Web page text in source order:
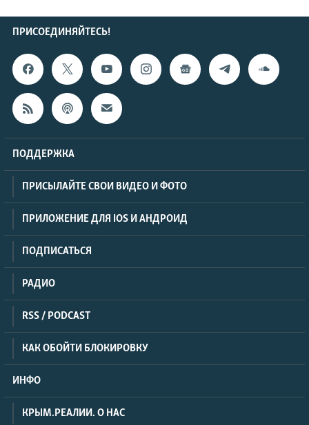
ПРИСОЕДИНЯЙТЕСЬ!
ПОДДЕРЖКА
ПРИСЫЛАЙТЕ СВОИ ВИДЕО И ФОТО
ПРИЛОЖЕНИЕ ДЛЯ IOS И АНДРОИД
ПОДПИСАТЬСЯ
РАДИО
RSS / PODCAST
КАК ОБОЙТИ БЛОКИРОВКУ
ИНФО
КРЫМ.РЕАЛИИ. О НАС